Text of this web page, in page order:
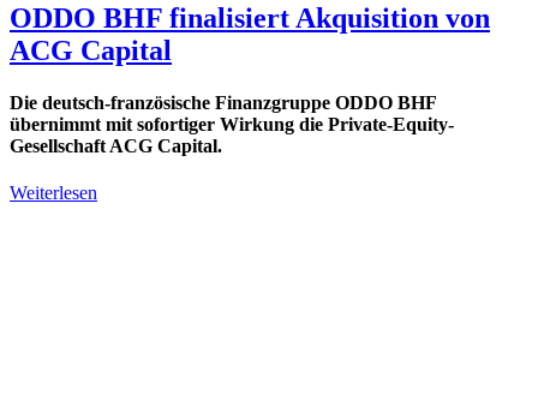
ODDO BHF finalisiert Akquisition von
ACG Capital
Die deutsch-französische Finanzgruppe ODDO BHF
übernimmt mit sofortiger Wirkung die Private-Equity-
Gesellschaft ACG Capital.
Weiterlesen